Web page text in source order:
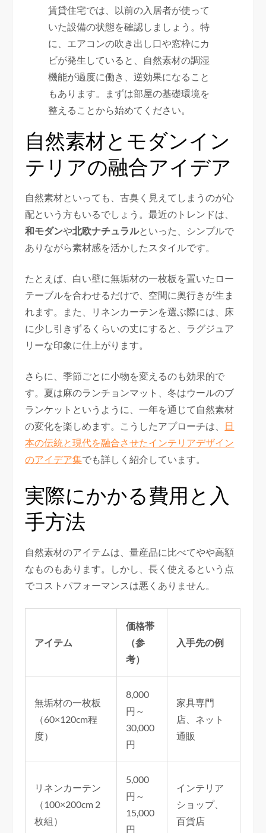
賃貸住宅では、以前の入居者が使って
いた設備の状態を確認しましょう。特
に、エアコンの吹き出し口や窓枠にカ
ビが発生していると、自然素材の調湿
機能が過度に働き、逆効果になること
もあります。まずは部屋の基礎環境を
整えることから始めてください。
自然素材とモダンイン
テリアの融合アイデア
自然素材といっても、古臭く見えてしまうのが心
配という方もいるでしょう。最近のトレンドは、
和モダンや北欧ナチュラルといった、シンプルで
ありながら素材感を活かしたスタイルです。
たとえば、白い壁に無垢材の一枚板を置いたロー
テーブルを合わせるだけで、空間に奥行きが生ま
れます。また、リネンカーテンを選ぶ際には、床
に少し引きずるくらいの丈にすると、ラグジュア
リーな印象に仕上がります。
さらに、季節ごとに小物を変えるのも効果的で
す。夏は麻のランチョンマット、冬はウールのブ
ランケットというように、一年を通じて自然素材
の変化を楽しめます。こうしたアプローチは、 日
本の伝統と現代を融合させたインテリアデザイン
のアイデア集でも詳しく紹介しています。
実際にかかる費用と入
手方法
自然素材のアイテムは、量産品に比べてやや高額
なものもあります。しかし、長く使えるという点
でコストパフォーマンスは悪くありません。
アイテム
価格帯
（参
考）
入手先の例
無垢材の一枚板
（60×120cm程
度）
8,000
円～
30,000
円
家具専門
店、ネット
通販
リネンカーテン
（100×200cm 2
枚組）
5,000
円～
15,000
円
インテリア
ショップ、
百貨店